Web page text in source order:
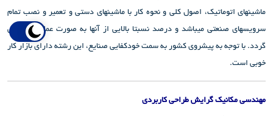
ماشین­های اتوماتیک، اصول کلی و نحوه کار با ماشین­های دستی و تعمیر و نصب تمام
سرویس­های صنعتی می­باشد و درصد نسبتا بالایی از آنها به صورت عملی ارائه می
گردد. با توجه به پیشروی کشور به سمت خودکفایی صنایع، این رشته دارای بازار کار
خوبی است.
مهندسی مکانیک گرایش طراحی کاربردی